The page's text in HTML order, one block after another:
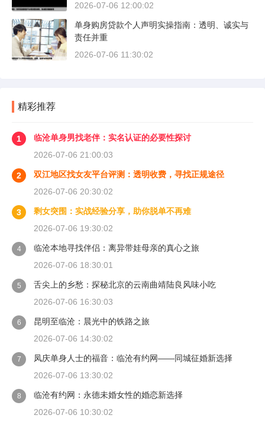
2026-07-06 12:00:02
单身购房贷款个人声明实操指南：透明、诚实与
责任并重
2026-07-06 11:30:02
精彩推荐
1
临沧单身男找老伴：实名认证的必要性探讨
2026-07-06 21:00:03
2
双江地区找女友平台评测：透明收费，寻找正规途径
2026-07-06 20:30:02
3
剩女突围：实战经验分享，助你脱单不再难
2026-07-06 19:30:02
4
临沧本地寻找伴侣：离异带娃母亲的真心之旅
2026-07-06 18:30:01
5
舌尖上的乡愁：探秘北京的云南曲靖陆良风味小吃
2026-07-06 16:30:03
6
昆明至临沧：晨光中的铁路之旅
2026-07-06 14:30:02
7
凤庆单身人士的福音：临沧有约网——同城征婚新选择
2026-07-06 13:30:02
8
临沧有约网：永德未婚女性的婚恋新选择
2026-07-06 10:30:02